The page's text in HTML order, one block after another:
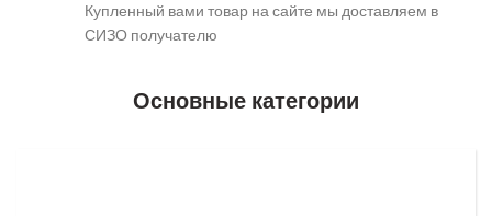
Купленный вами товар на сайте мы доставляем в
СИЗО получателю
Основные категории